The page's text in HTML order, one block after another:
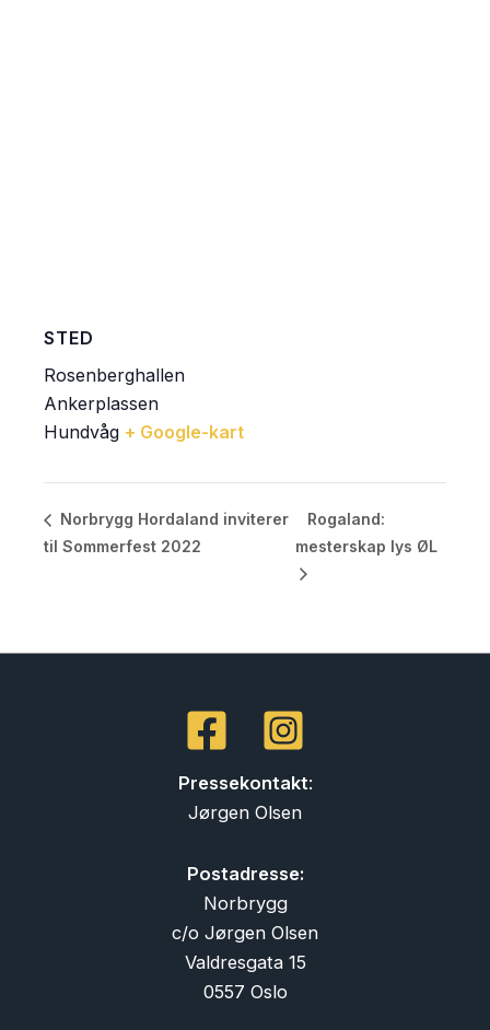
STED
Rosenberghallen
Ankerplassen
Hundvåg + Google-kart
Norbrygg Hordaland inviterer
til Sommerfest 2022
Rogaland:
mesterskap lys ØL
Pressekontakt:
Jørgen Olsen
Postadresse:
Norbrygg
c/o Jørgen Olsen
Valdresgata 15
0557 Oslo